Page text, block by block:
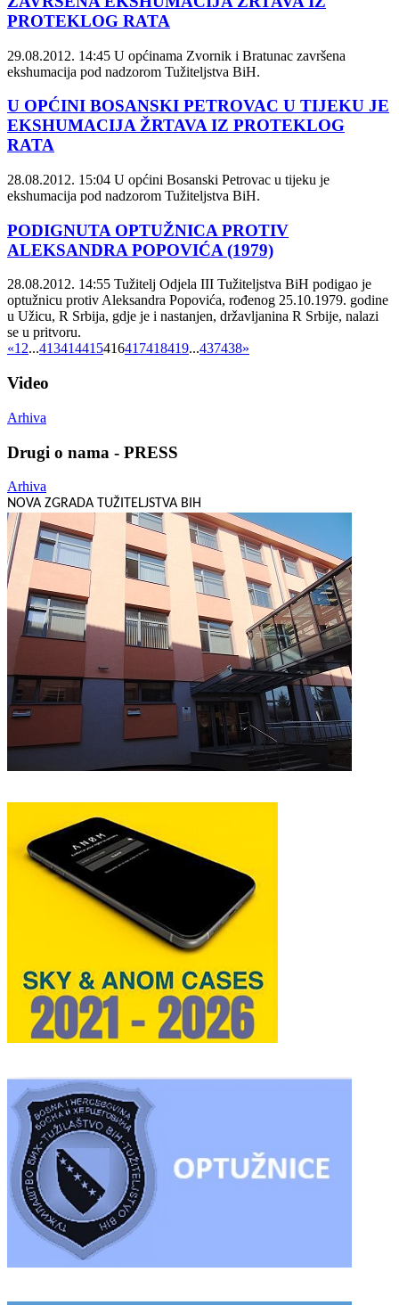
PROTEKLOG RATA
29.08.2012. 14:45 U općinama Zvornik i Bratunac završena
ekshumacija pod nadzorom Tužiteljstva BiH.
U OPĆINI BOSANSKI PETROVAC U TIJEKU JE
EKSHUMACIJA ŽRTAVA IZ PROTEKLOG
RATA
28.08.2012. 15:04 U općini Bosanski Petrovac u tijeku je
ekshumacija pod nadzorom Tužiteljstva BiH.
PODIGNUTA OPTUŽNICA PROTIV
ALEKSANDRA POPOVIĆA (1979)
28.08.2012. 14:55 Tužitelj Odjela III Tužiteljstva BiH podigao je
optužnicu protiv Aleksandra Popovića, rođenog 25.10.1979. godine
u Užicu, R Srbija, gdje je i nastanjen, državljanina R Srbije, nalazi
se u pritvoru.
«12...413414415416417418419...437438»
Video
Arhiva
Drugi o nama - PRESS
Arhiva
NOVA ZGRADA TUŽITELJSTVA BIH